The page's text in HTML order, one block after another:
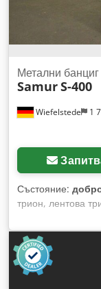
Wiefelstede 1
Метални банциг
SamurS-400
Състояние:
трион, лентова
трионa - Ширина
Височина на
Обороти: 12
Размери: 1150/